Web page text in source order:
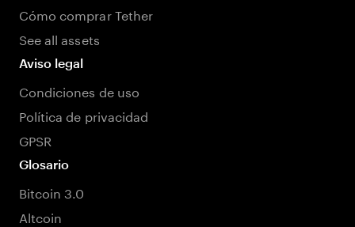
Cómo comprar Tether
See all assets
Aviso legal
Condiciones de uso
Política de privacidad
GPSR
Glosario
Bitcoin 3.0
Altcoin